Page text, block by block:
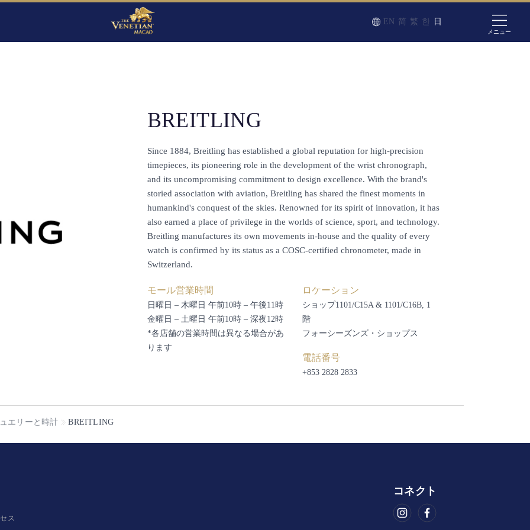
EN 简 繁 한 日
メニュー
BREITLING
Since 1884, Breitling has established a global reputation for high-precision
timepieces, its pioneering role in the development of the wrist chronograph,
and its uncompromising commitment to design excellence. With the brand's
storied association with aviation, Breitling has shared the finest moments in
humankind's conquest of the skies. Renowned for its spirit of innovation, it has
also earned a place of privilege in the worlds of science, sport, and technology.
Breitling manufactures its own movements in-house and the quality of every
watch is confirmed by its status as a COSC-certified chronometer, made in
Switzerland.
モール営業時間
日曜日 – 木曜日 午前10時 – 午後11時
金曜日 – 土曜日 午前10時 – 深夜12時
*各店舗の営業時間は異なる場合があ
ります
ロケーション
ショップ1101/C15A & 1101/C16B, 1
階
フォーシーズンズ・ショップス
電話番号
+853 2828 2833
エリーと時計 BREITLING
ス
コネクト